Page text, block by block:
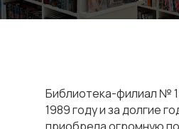
Библиотека-филиал №
1989 году и за долгие